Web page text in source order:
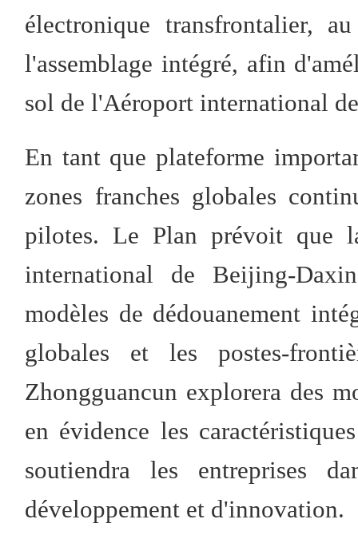
électronique transfrontalier,
l'assemblage intégré, afin
sol de l'Aéroport international
En tant que plateforme
zones franches globales
pilotes. Le Plan prévoit que
international de Beijing-
modèles de dédouanement
globales et les postes-
Zhongguancun explorera des
en évidence les
soutiendra les entreprises
développement et d'innovation.